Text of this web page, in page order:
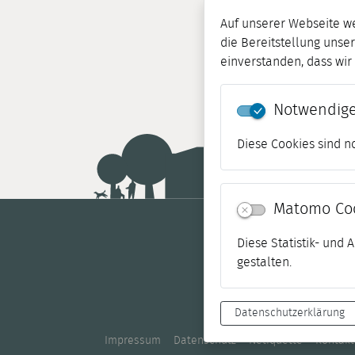
Auf unserer Webseite
die Bereitstellung
einverstanden, dass wir
Diese Cookies sind
Matomo
Diese Statistik- und
gestalten.
Datenschutzerklärung
Impressum Datenschutz Netiquette Kontakt